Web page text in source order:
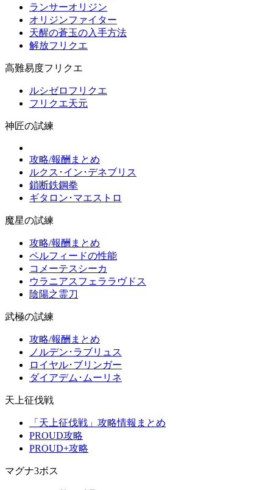
ランサーオリジン
オリジンファイター
天醒の蒼玉の入手方法
解放フリクエ
高難易度フリクエ
ルシゼロフリクエ
フリクエ天元
神匠の試練
攻略/報酬まとめ
ルクス･イン･デネブリス
鎖断鉄鋼拳
ギタロン･マエストロ
魔星の試練
攻略/報酬まとめ
ペルフィードの性能
コメーテスシーカ
ウラニアスフェララヴドス
陰陽之霊刀
武極の試練
攻略/報酬まとめ
ノルデン･ラブリュス
ロイヤル･ブリンガー
ダイアデム･ムーリネ
天上征伐戦
「天上征伐戦」攻略情報まとめ
PROUD攻略
PROUD+攻略
マグナ3ボス